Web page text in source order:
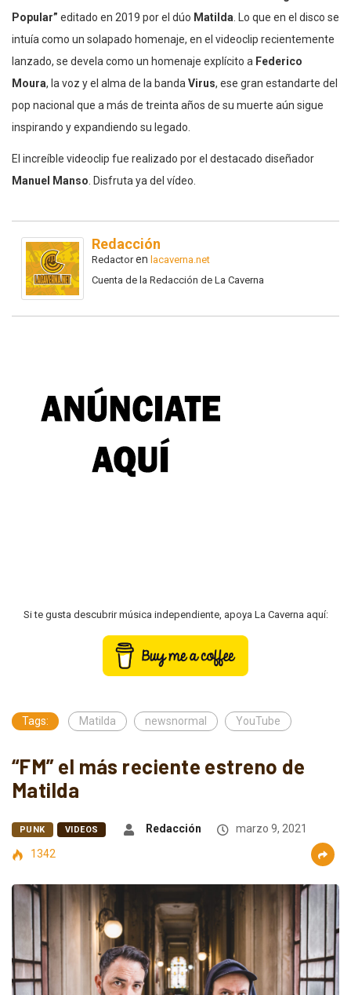
Popular” editado en 2019 por el dúo Matilda . Lo que en el disco se
intuía como un solapado homenaje, en el videoclip recientemente
lanzado, se devela como un homenaje explícito a Federico
Moura, la voz y el alma de la banda Virus, ese gran estandarte del
pop nacional que a más de treinta años de su muerte aún sigue
inspirando y expandiendo su legado.
El increíble videoclip fue realizado por el destacado diseñador
Manuel Manso . Disfruta ya del vídeo.
Redacción
Redactoren lacaverna.net
Cuenta de la Redacción de La Caverna
Si te gusta descubrir música independiente, apoya La Caverna aquí:
Tags: Matilda newsnormal YouTube
“FM” el más reciente estreno de
Matilda
PUNK VIDEOS Redacción
marzo 9, 2021
1342